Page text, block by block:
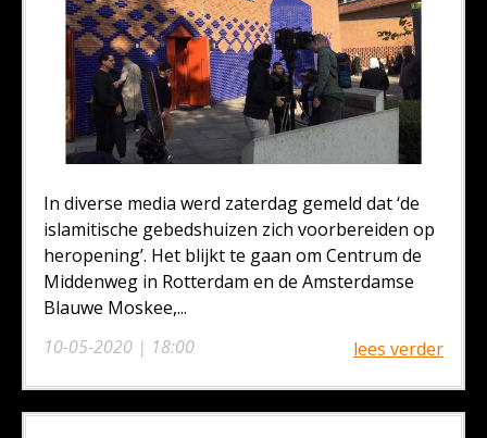
10-05-2020 | 18:00
In diverse media werd zaterdag gemeld dat ‘de
islamitische gebedshuizen zich voorbereiden op
heropening’. Het blijkt te gaan om Centrum de
Middenweg in Rotterdam en de Amsterdamse
Blauwe Moskee,...
lees verder